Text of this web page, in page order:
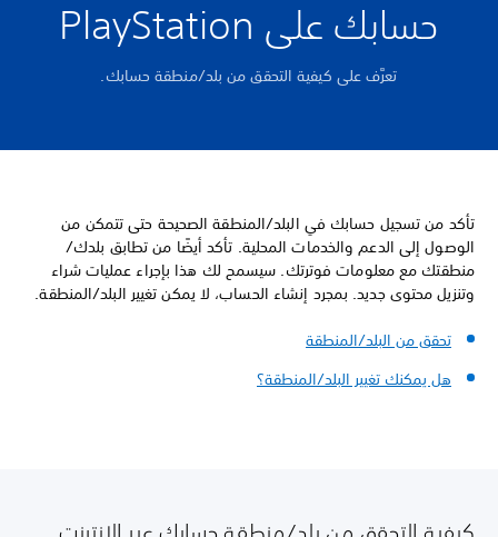
حسابك على PlayStation
تعرَّف على كيفية التحقق من بلد/منطقة حسابك.
تأكد من تسجيل حسابك في البلد/المنطقة الصحيحة حتى تتمكن من
الوصول إلى الدعم والخدمات المحلية. تأكد أيضًا من تطابق بلدك/
منطقتك مع معلومات فوترتك. سيسمح لك هذا بإجراء عمليات شراء
وتنزيل محتوى جديد. بمجرد إنشاء الحساب، لا يمكن تغيير البلد/المنطقة.
تحقق من البلد/المنطقة
هل يمكنك تغيير البلد/المنطقة؟